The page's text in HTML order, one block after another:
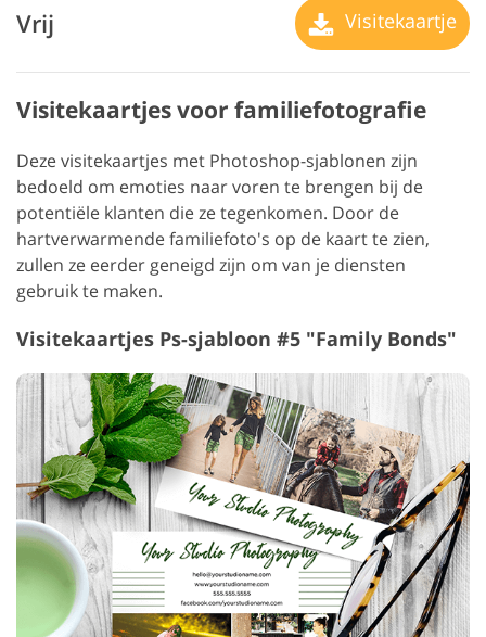
Vrij Visitekaartje
Visitekaartjes voor familiefotografie
Deze visitekaartjes met Photoshop-sjablonen zijn
bedoeld om emoties naar voren te brengen bij de
potentiële klanten die ze tegenkomen. Door de
hartverwarmende familiefoto's op de kaart te zien,
zullen ze eerder geneigd zijn om van je diensten
gebruik te maken.
Visitekaartjes Ps-sjabloon #5 "Family Bonds"